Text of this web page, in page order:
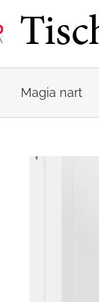
zawartości
Magia nart